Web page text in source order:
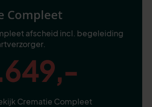
Compleet
afscheid incl. begeleiding
Crematie Compleet